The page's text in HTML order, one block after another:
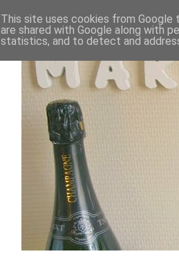
This site uses cookies from Google
are shared with Google along with
statistics, and to detect and